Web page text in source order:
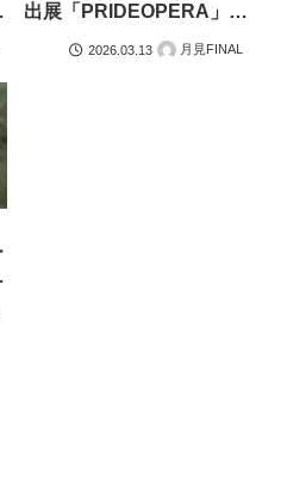
出展「PRIDEOPERA」の
メイド」2026.03.13 月見FINAL